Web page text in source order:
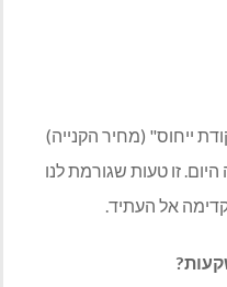
ייחוס" (מחיר הקנייה)
זו טעות שגורמת לנו
אל העתיד.